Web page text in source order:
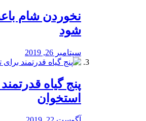
نخوردن شام
‌شود
سپتامبر 26, 2019
پنج گیاه
استخوان